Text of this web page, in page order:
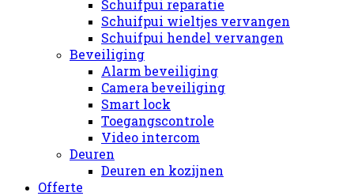
Schuifpui reparatie
Schuifpui wieltjes vervangen
Schuifpui hendel vervangen
Beveiliging
Alarm beveiliging
Camera beveiliging
Smart lock
Toegangscontrole
Video intercom
Deuren
Deuren en kozijnen
Offerte